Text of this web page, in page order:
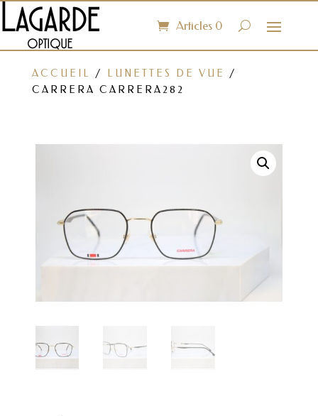
Articles 0
ACCUEIL / LUNETTES DE VUE
/
CARRERA CARRERA282